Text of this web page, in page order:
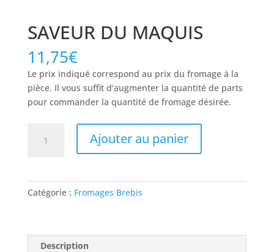
SAVEUR DU MAQUIS
11,75€
Le prix indiqué correspond au prix du fromage à la
pièce. Il vous suffit d’augmenter la quantité de parts
pour commander la quantité de fromage désirée.
Ajouter au panier
Catégorie : Fromages Brebis
Description